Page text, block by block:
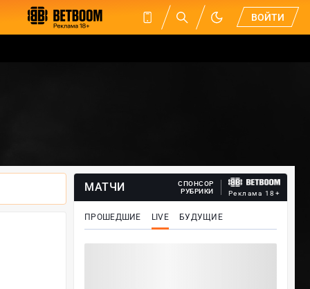
ВОЙТИ
МАТЧИ
СПОНСОР
РУБРИКИ
Реклама 18+
ПРОШЕДШИЕ LIVE БУДУЩИЕ